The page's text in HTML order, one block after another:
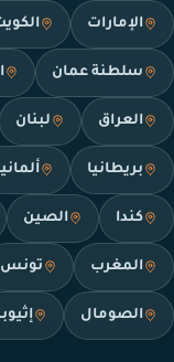
الإمارات
سلطنة عمان
العراق لبنان
بريطانيا
كندا الصين
المغرب تونس
الصومال